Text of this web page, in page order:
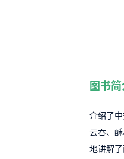
图书
介绍了
云吞、
地讲解